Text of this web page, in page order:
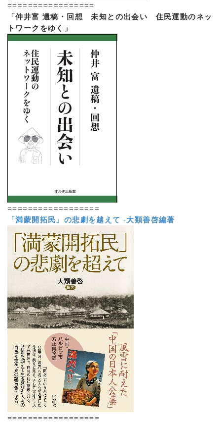
=================
「仲井富 遺稿・回想 未知との出会い 住民運動のネッ
トワークをゆく」
==================
「満蒙開拓民」の悲劇を越えて -大類善啓編著
==================